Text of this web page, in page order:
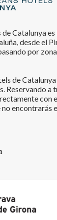
Catalunya
desde el
por
de
Reservando a
con
no encontrarás